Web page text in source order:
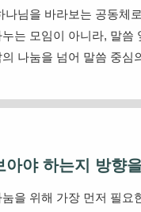
나님을 바라보는 공동체
는 모임이 아니라, 말씀
나눔을 넘어 말씀 중심
아야 하는지 방향
을 위해 가장 먼저 필요